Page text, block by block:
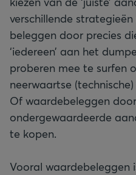
verschillende
beleggen door precies
‘iedereen’ aan het
proberen mee te surfen
neerwaartse
Of waardebeleggen
ondergewaardeerde
te kopen.
Vooral waardebeleggen